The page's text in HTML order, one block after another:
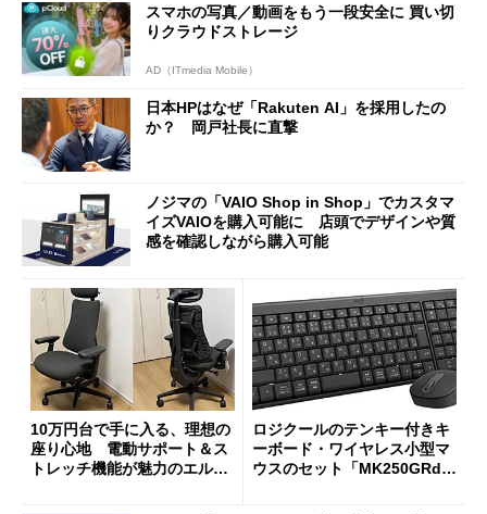
スマホの写真／動画をもう一段安全に 買い切
りクラウドストレージ
AD（ITmedia Mobile）
日本HPはなぜ「Rakuten AI」を採用したの
か？ 岡戸社長に直撃
ノジマの「VAIO Shop in Shop」でカスタマ
イズVAIOを購入可能に 店頭でデザインや質
感を確認しながら購入可能
10万円台で手に入る、理想の
座り心地 電動サポート＆ス
トレッチ機能が魅力のエルゴ
ロジクールのテンキー付きキ
ーボード・ワイヤレス小型マ
ウスのセット「MK250GRd」